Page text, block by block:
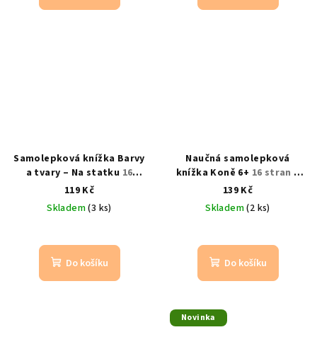
Samolepková knížka Barvy
a tvary – Na statku 16
stran + 8 listů samolepek |
znovupoužitelné
samolepky
119 Kč
Skladem(3 ks)
Do košíku
Naučná samolepková
knížka Koně 6+ 16 stran +
140 samolepek pro děti
139 Kč
Skladem(2 ks)
Do košíku
Novinka